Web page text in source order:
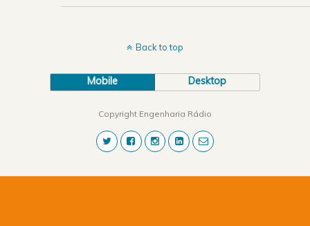
Back to top
Mobile Desktop
Copyright Engenharia Rádio